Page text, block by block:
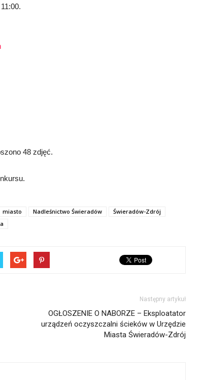
48 zdjęć.
miasto Nadleśnictwo Świeradów
Świeradów-Zdrój
Następny artykuł
OGŁOSZENIE O NABORZE – Eksploatator
urządzeń oczyszczalni ścieków w Urzędzie
Miasta Świeradów-Zdrój